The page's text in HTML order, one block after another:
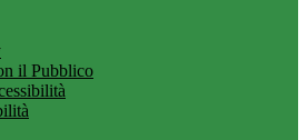
il Pubblico